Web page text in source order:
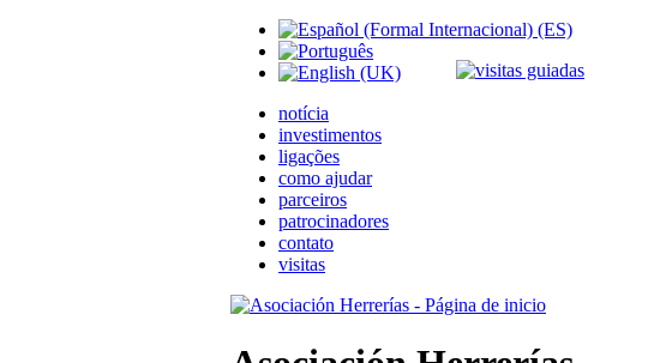
notícia
investimentos
ligações
como ajudar
parceiros
patrocinadores
contato
visitas